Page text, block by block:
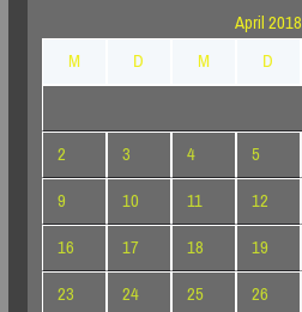
April 2018
M
D M D
2
3 4 5
9
10 11 12
16
17 18 19
23
24 25 26